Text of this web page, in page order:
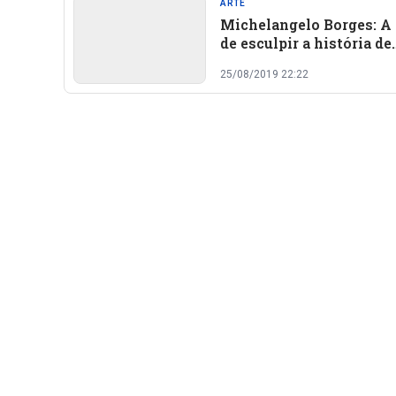
ARTE
Michelangelo Borges: A
de esculpir a história de
25/08/2019 22:22